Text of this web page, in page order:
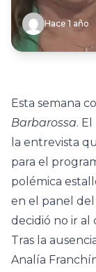
Hace 1 año
Esta semana
Barbarossa.
la entrevista
para el
polémica
en el panel del
decidió no ir al
Tras la
Analía